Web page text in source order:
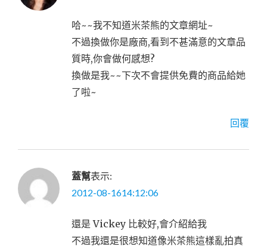
哈~~我不知道米茶熊的文章網址~
不過換做你是廠商,看到不甚滿意的文章品
質時,你會做何感想?
換做是我~~下次不會提供免費的商品給她
了啦~
回覆
蓋幫表示:
2012-08-1614:12:06
還是 Vickey 比較好,會介紹給我
不過我還是很想知道像米茶熊這樣亂拍真